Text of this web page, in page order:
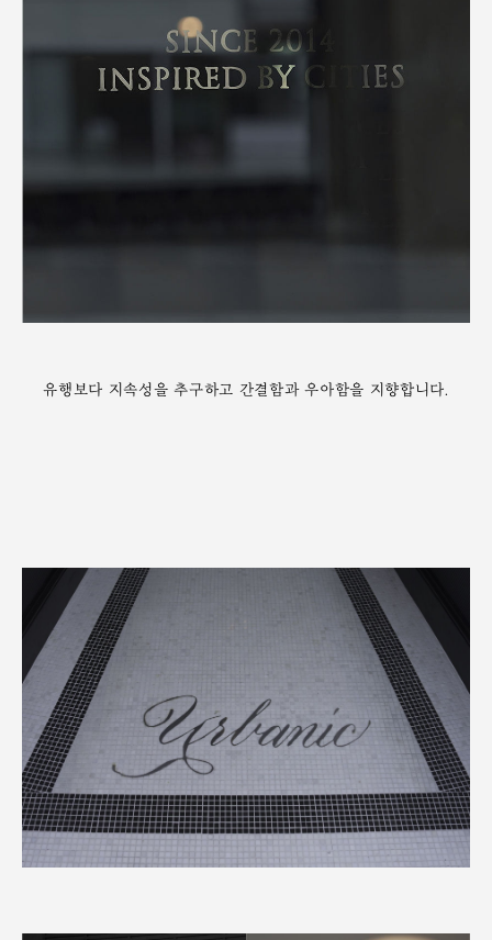
유행보다 지속성을 추구하고 간결함과 우아함을 지향합니다.